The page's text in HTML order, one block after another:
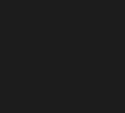
‘นายพลบีทู’ ผู้นำทห
เป็นครั้งสุดท้าย ที่ปร